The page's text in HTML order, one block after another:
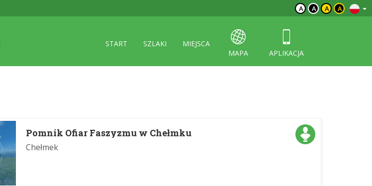
A A A A
START SZLAKI
MIEJSCA
MAPA
APLIKACJA
Pomnik Ofiar Faszyzmu w Chełmku
Chełmek